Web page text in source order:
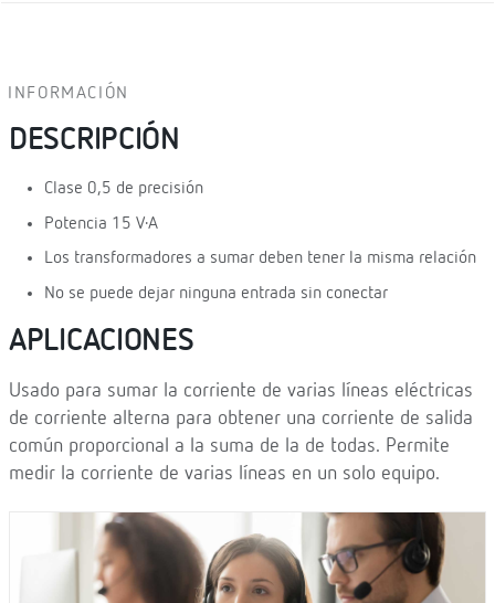
INFORMACIÓN
DESCRIPCIÓN
Clase 0,5 de precisión
Potencia 15 V·A
Los transformadores a sumar deben tener la misma relación
No se puede dejar ninguna entrada sin conectar
APLICACIONES
Usado para sumar la corriente de varias líneas eléctricas
de corriente alterna para obtener una corriente de salida
común proporcional a la suma de la de todas. Permite
medir la corriente de varias líneas en un solo equipo.